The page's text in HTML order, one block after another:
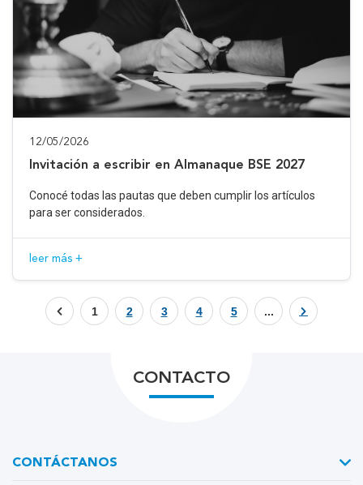
12/05/2026
Invitación a escribir en Almanaque BSE 2027
Conocé todas las pautas que deben cumplir los artículos
para ser considerados.
leer más +
1 2 3 4 5 ...
CONTACTO
CONTÁCTANOS